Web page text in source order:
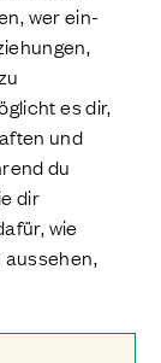
wer ein-
es dir,
und
du
dir
wie